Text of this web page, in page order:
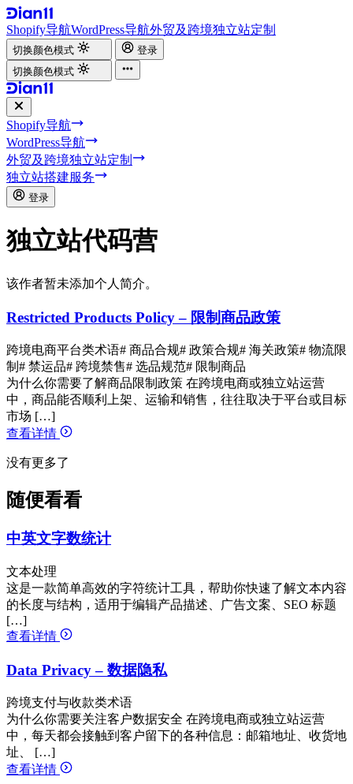
Shopify导航WordPress导航外贸及跨境独立站定制
切换颜色模式
登录
切换颜色模式
Shopify导航
WordPress导航
外贸及跨境独立站定制
独立站搭建服务
登录
独立站代码营
该作者暂未添加个人简介。
Restricted Products Policy – 限制商品政策
跨境电商平台类术语# 商品合规# 政策合规# 海关政策# 物流限
制 # 禁运品# 跨境禁售# 选品规范# 限制商品
为什么你需要了解商品限制政策 在跨境电商或独立站运营
中，商品能否顺利上架、运输和销售，往往取决于平台或目标
市场 […]
查看详情
没有更多了
随便看看
中英文字数统计
文本处理
这是一款简单高效的字符统计工具，帮助你快速了解文本内容
的长度与结构，适用于编辑产品描述、广告文案、SEO 标题
[…]
查看详情
Data Privacy – 数据隐私
跨境支付与收款类术语
为什么你需要关注客户数据安全 在跨境电商或独立站运营
中，每天都会接触到客户留下的各种信息：邮箱地址、收货地
址、 […]
查看详情